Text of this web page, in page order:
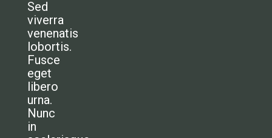
Sed
viverra
venenatis
lobortis.
Fusce
eget
libero
urna.
Nunc
in